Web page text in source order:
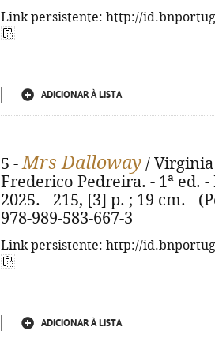
Link persistente: http://
ADICIONAR À LISTA
5 -Mrs Dalloway /
Frederico Pedreira. - 1ª ed.
2025. - 215, [3] p. ; 19 cm. -
978-989-583-667-3
Link persistente: http://
ADICIONAR À LISTA